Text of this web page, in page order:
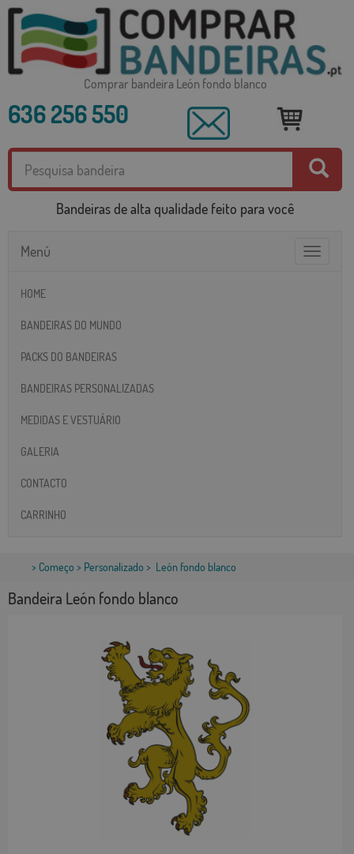
Comprar bandeira León fondo blanco
636 256 550
Bandeiras de alta qualidade feito para você
Toggle
Menú
HOME
BANDEIRAS DO MUNDO
PACKS DO BANDEIRAS
BANDEIRAS PERSONALIZADAS
MEDIDAS E VESTUÁRIO
GALERIA
CONTACTO
CARRINHO
> Começo > Personalizado > León fondo blanco
Bandeira León fondo blanco